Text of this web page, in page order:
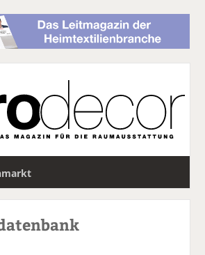
c